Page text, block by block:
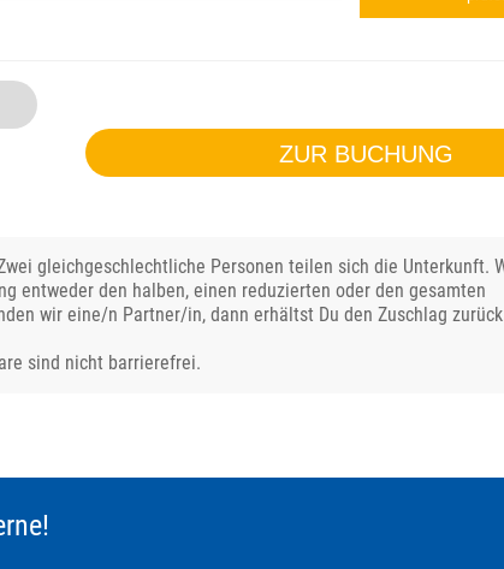
ZUR BUCHUNG
gleichgeschlechtliche Personen teilen sich die Unterkunft.
entweder den halben, einen reduzierten oder den gesamten
wir eine/n Partner/in, dann erhältst Du den Zuschlag
sind nicht barrierefrei.